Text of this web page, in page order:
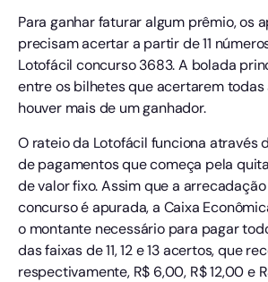
Para ganhar faturar algum prêmio, os
precisam acertar a partir de 11
Lotofácil concurso 3683. A bolada
entre os bilhetes que acertarem todas
houver mais de um ganhador.
O rateio da Lotofácil funciona através
de pagamentos que começa pela
de valor fixo. Assim que a
concurso é apurada, a Caixa
o montante necessário para pagar
das faixas de 11, 12 e 13 acertos, que
respectivamente, R$ 6,00, R$ 12,00 e